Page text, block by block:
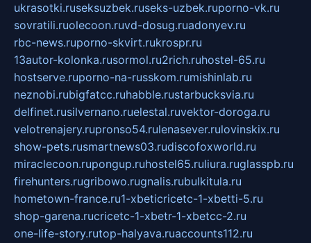
ukrasotki.ruseksuzbek.ruseks-uzbek.ruporno-vk.ru
sovratili.ruolecoon.ruvd-dosug.ruadonyev.ru
rbc-news.ruporno-skvirt.rukrospr.ru
13autor-kolonka.rusormol.ru2rich.ruhostel-65.ru
hostserve.ruporno-na-russkom.rumishinlab.ru
neznobi.rubigfatcc.ruhabble.rustarbucksvia.ru
delfinet.rusilvernano.ruelestal.ruvektor-doroga.ru
velotrenajery.rupronso54.rulenasever.rulovinskix.ru
show-pets.rusmartnews03.rudiscofoxworld.ru
miraclecoon.rupongup.ruhostel65.ruliura.ruglasspb.ru
firehunters.rugribowo.rugnalis.rubulkitula.ru
hometown-france.ru1-xbeticricetc-1-xbetti-5.ru
shop-garena.rucricetc-1-xbetr-1-xbetcc-2.ru
one-life-story.rutop-halyava.ruaccounts112.ru